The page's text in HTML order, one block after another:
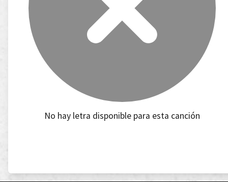
No hay letra disponible para esta canción